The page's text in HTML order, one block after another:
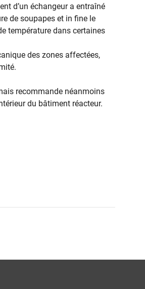
d’un échangeur a entraîné
de soupapes et in fine le
température dans certaines
des zones affectées,
recommande néanmoins
du bâtiment réacteur.